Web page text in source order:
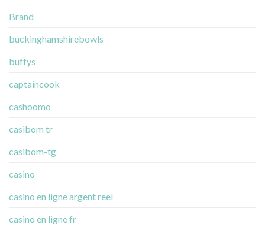
Brand
buckinghamshirebowls
buffys
captaincook
cashoomo
casibom tr
casibom-tg
casino
casino en ligne argent reel
casino en ligne fr